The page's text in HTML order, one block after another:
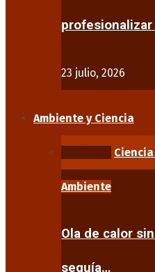
23 julio, 2026
Ambiente y Ciencia
Ambiente
Ola de calor
sequía…